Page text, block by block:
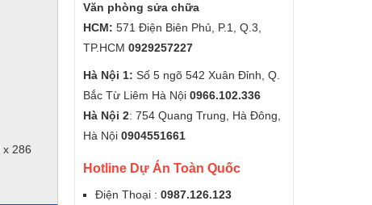
286
Văn phòng sửa chữa
HCM: 571 Điện Biên Phủ, P.1, Q.3,
TP.HCM 0929257227
Hà Nội 1: Số 5 ngõ 542 Xuân Đỉnh, Q.
Bắc Từ Liêm Hà Nội 0966.102.336
Hà Nội 2: 754 Quang Trung, Hà Đông,
Hà Nội 0904551661
Hotline Dự Án Toàn Quốc
Điện Thoại : 0987.126.123